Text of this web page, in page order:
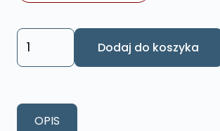
ilość
Obraz
dzieckiem
Dodaj do koszyka
OPIS